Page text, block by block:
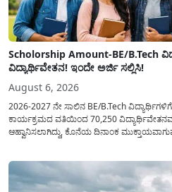
Scholorship Amount-BE/B.Tech
ವಿದ್ಯಾರ್ಥಿವೇತನ! ಇಂದೇ ಅರ್ಜಿ ಸಲ್ಲಿಸಿ!
August 6, 2026
2026-2027 ನೇ ಸಾಲಿನ BE/B.Tech
ಕಾರ್ಯಕ್ರಮದ ವತಿಯಿಂದ 70,250
ಆಹ್ವಾನಿಸಲಾಗಿದ್ದು, ಕೊನೆಯ ದಿನಾಂಕ
ಜಾರಿಗೆ...